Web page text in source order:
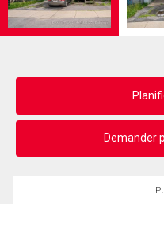
Demander